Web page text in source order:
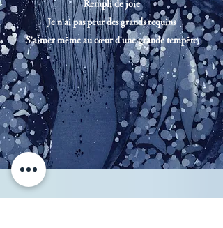
Rempli de joie
Je n'ai pas peur des grands requins
S'aimer même au cœur d'une grande tempête